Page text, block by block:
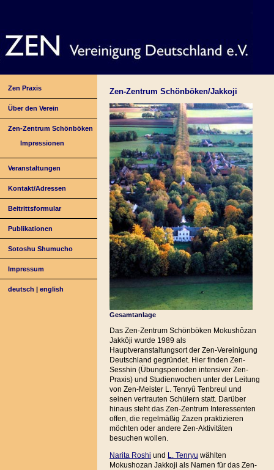
Zen Praxis
Über den Verein
Zen-Zentrum Schönböken
Impressionen
Veranstaltungen
Kontakt/Adressen
Beitrittsformular
Publikationen
Sotoshu Shumucho
Impressum
deutsch |english
Zen-Zentrum Schönböken/Jakkoji
Gesamtanlage
Das Zen-Zentrum Schönböken Mokushôzan
Jakkôji wurde 1989 als
Hauptveranstaltungsort der Zen-Vereinigung
Deutschland gegründet. Hier finden Zen-
Sesshin (Übungsperioden intensiver Zen-
Praxis) und Studienwochen unter der Leitung
von Zen-Meister L. Tenryû Tenbreul und
seinen vertrauten Schülern statt. Darüber
hinaus steht das Zen-Zentrum Interessenten
offen, die regelmäßig Zazen praktizieren
möchten oder andere Zen-Aktivitäten
besuchen wollen.
Narita Roshi und L. Tenryu wählten
Mokushozan Jakkoji als Namen für das Zen-